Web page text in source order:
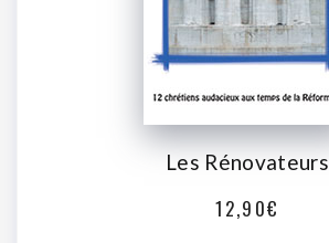
Les Rénovateurs
12,90€